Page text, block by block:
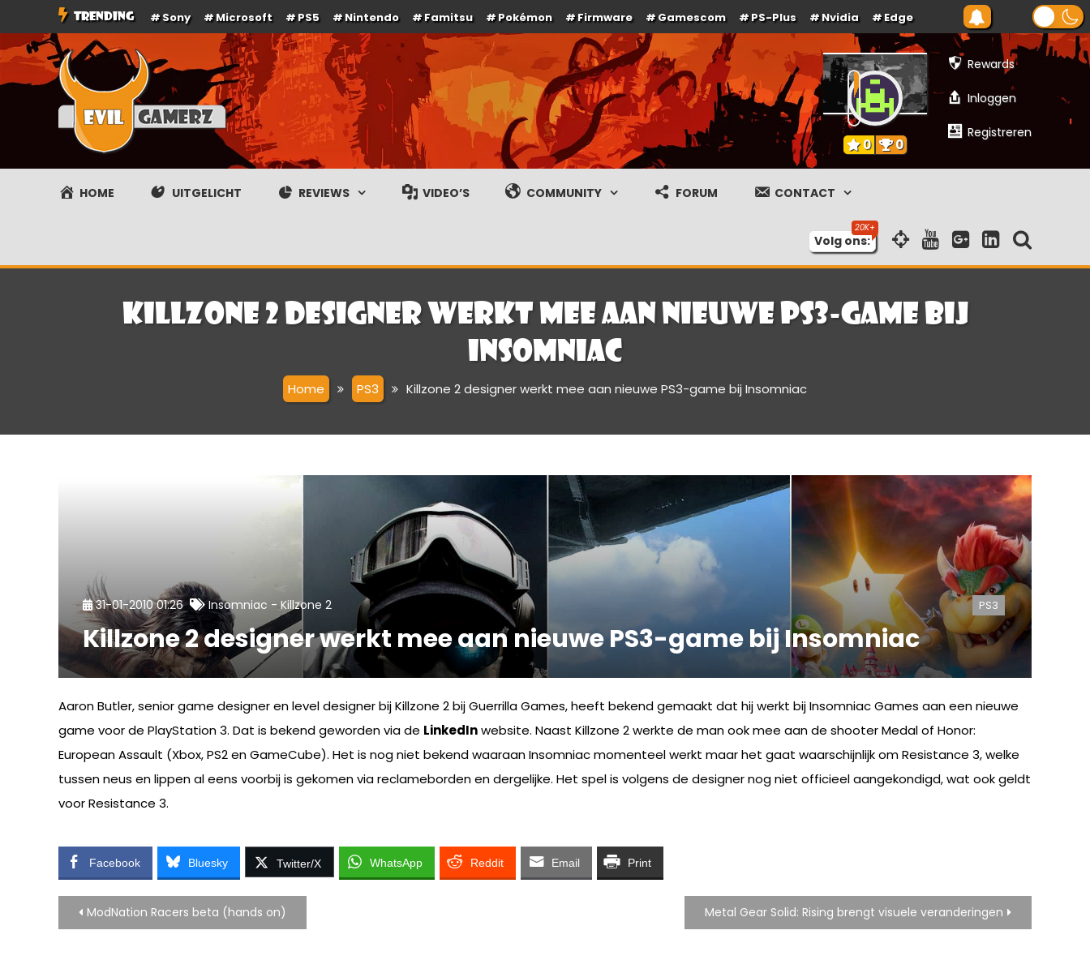
naar
de
TRENDING Sony Microsoft PS5 Nintendo Famitsu Pokémon Firmware Gamescom PS-Plus Nvidia Edge
Evilgamerz
Het meest interessante game nieuws, reviews, coverage en gameplay streams
Rewards
Inloggen
Registreren
0 0
HOME UITGELICHT REVIEWS VIDEO’S COMMUNITY FORUM CONTACT
Volg ons:
Killzone 2 designer werkt mee aan nieuwe PS3-game bij
Insomniac
Home PS3 Killzone 2 designer werkt mee aan nieuwe PS3-game bij Insomniac
PS3
31-01-2010 01:26 Insomniac - Killzone 2
Killzone 2 designer werkt mee aan nieuwe PS3-game bij Insomniac
Aaron Butler, senior game designer en level designer bij Killzone 2 bij Guerrilla Games, heeft bekend gemaakt dat hij werkt bij Insomniac Games aan een nieuwe
game voor de PlayStation 3. Dat is bekend geworden via de LinkedInwebsite. Naast Killzone 2 werkte de man ook mee aan de shooter Medal of Honor:
European Assault (Xbox, PS2 en GameCube). Het is nog niet bekend waaraan Insomniac momenteel werkt maar het gaat waarschijnlijk om Resistance 3, welke
tussen neus en lippen al eens voorbij is gekomen via reclameborden en dergelijke. Het spel is volgens de designer nog niet officieel aangekondigd, wat ook geldt
voor Resistance 3.
Facebook Bluesky Twitter/X WhatsApp Reddit Email Print
Bericht
ModNation Racers beta (hands on) Metal Gear Solid: Rising brengt visuele veranderingen